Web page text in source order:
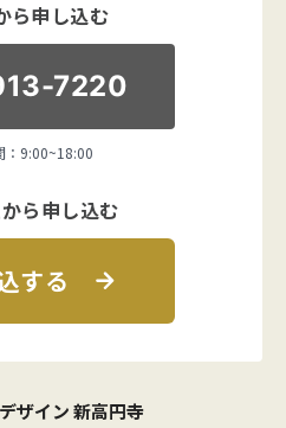
ら申し込む
7220
：9:00~18:00
ら申し込む
する
ザイン 新高円寺